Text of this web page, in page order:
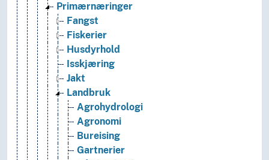
Primærnæringer
Fangst
Fiskerier
Husdyrhold
Isskjæring
Jakt
Landbruk
Agrohydrologi
Agronomi
Bureising
Gartnerier